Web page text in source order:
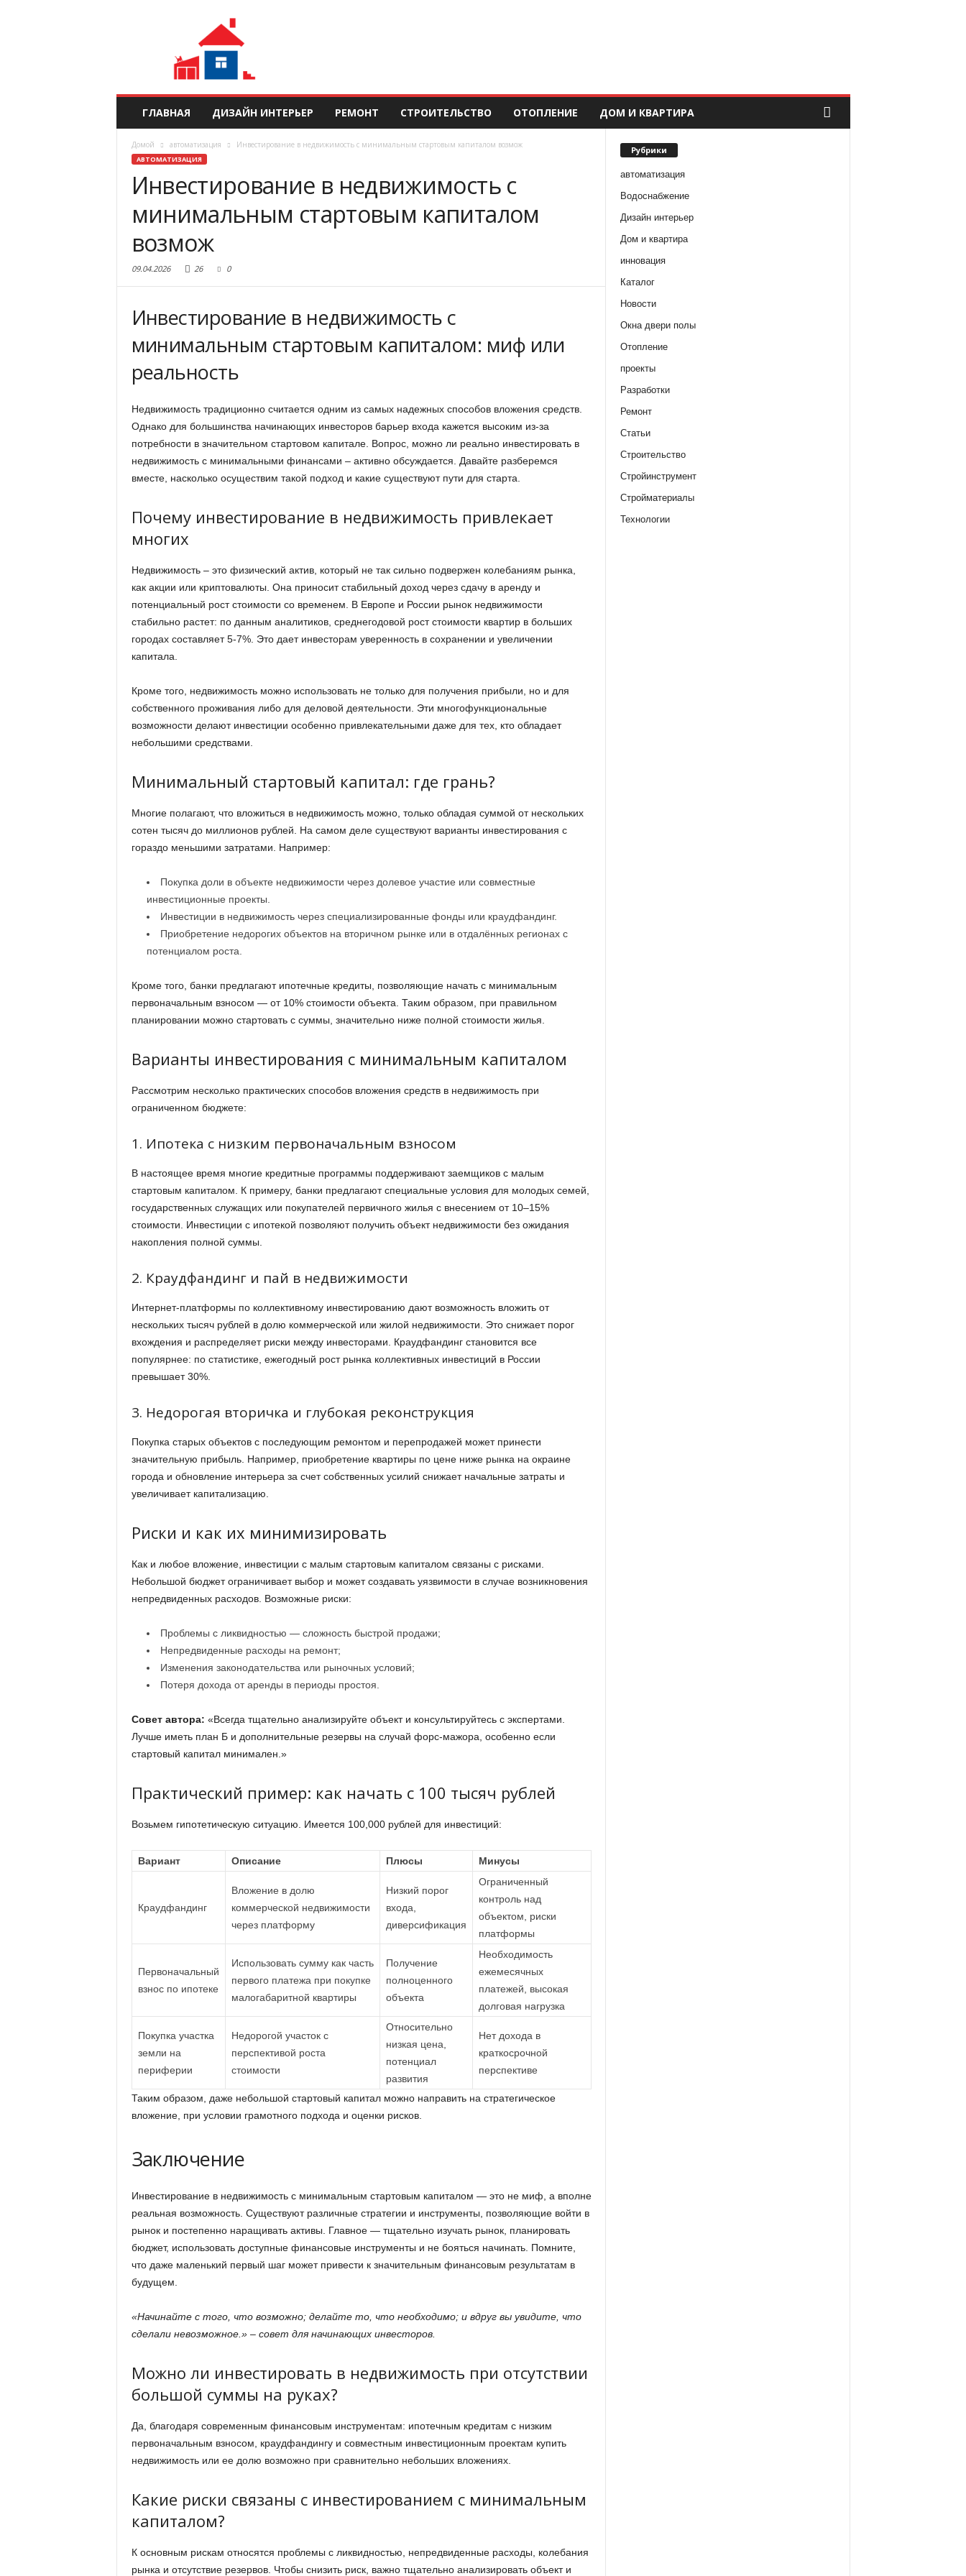
ГЛАВНАЯ ДИЗАЙН ИНТЕРЬЕР РЕМОНТ СТРОИТЕЛЬСТВО ОТОПЛЕНИЕ ДОМ И КВАРТИРА
Домой автоматизация Инвестирование в недвижимость с минимальным стартовым капиталом возмож
АВТОМАТИЗАЦИЯ
Инвестирование в недвижимость с
минимальным стартовым капиталом
возмож
09.04.2026 26 0
Инвестирование в недвижимость с
минимальным стартовым капиталом: миф или
реальность
Недвижимость традиционно считается одним из самых надежных способов вложения средств.
Однако для большинства начинающих инвесторов барьер входа кажется высоким из-за
потребности в значительном стартовом капитале. Вопрос, можно ли реально инвестировать в
недвижимость с минимальными финансами – активно обсуждается. Давайте разберемся
вместе, насколько осуществим такой подход и какие существуют пути для старта.
Почему инвестирование в недвижимость привлекает
многих
Недвижимость – это физический актив, который не так сильно подвержен колебаниям рынка,
как акции или криптовалюты. Она приносит стабильный доход через сдачу в аренду и
потенциальный рост стоимости со временем. В Европе и России рынок недвижимости
стабильно растет: по данным аналитиков, среднегодовой рост стоимости квартир в больших
городах составляет 5-7%. Это дает инвесторам уверенность в сохранении и увеличении
капитала.
Кроме того, недвижимость можно использовать не только для получения прибыли, но и для
собственного проживания либо для деловой деятельности. Эти многофункциональные
возможности делают инвестиции особенно привлекательными даже для тех, кто обладает
небольшими средствами.
Минимальный стартовый капитал: где грань?
Многие полагают, что вложиться в недвижимость можно, только обладая суммой от нескольких
сотен тысяч до миллионов рублей. На самом деле существуют варианты инвестирования с
гораздо меньшими затратами. Например:
Покупка доли в объекте недвижимости через долевое участие или совместные
инвестиционные проекты.
Инвестиции в недвижимость через специализированные фонды или краудфандинг.
Приобретение недорогих объектов на вторичном рынке или в отдалённых регионах с
потенциалом роста.
Кроме того, банки предлагают ипотечные кредиты, позволяющие начать с минимальным
первоначальным взносом — от 10% стоимости объекта. Таким образом, при правильном
планировании можно стартовать с суммы, значительно ниже полной стоимости жилья.
Варианты инвестирования с минимальным капиталом
Рассмотрим несколько практических способов вложения средств в недвижимость при
ограниченном бюджете:
1. Ипотека с низким первоначальным взносом
В настоящее время многие кредитные программы поддерживают заемщиков с малым
стартовым капиталом. К примеру, банки предлагают специальные условия для молодых семей,
государственных служащих или покупателей первичного жилья с внесением от 10–15%
стоимости. Инвестиции с ипотекой позволяют получить объект недвижимости без ожидания
накопления полной суммы.
2. Краудфандинг и пай в недвижимости
Интернет-платформы по коллективному инвестированию дают возможность вложить от
нескольких тысяч рублей в долю коммерческой или жилой недвижимости. Это снижает порог
вхождения и распределяет риски между инвесторами. Краудфандинг становится все
популярнее: по статистике, ежегодный рост рынка коллективных инвестиций в России
превышает 30%.
3. Недорогая вторичка и глубокая реконструкция
Покупка старых объектов с последующим ремонтом и перепродажей может принести
значительную прибыль. Например, приобретение квартиры по цене ниже рынка на окраине
города и обновление интерьера за счет собственных усилий снижает начальные затраты и
увеличивает капитализацию.
Риски и как их минимизировать
Как и любое вложение, инвестиции с малым стартовым капиталом связаны с рисками.
Небольшой бюджет ограничивает выбор и может создавать уязвимости в случае возникновения
непредвиденных расходов. Возможные риски:
Проблемы с ликвидностью — сложность быстрой продажи;
Непредвиденные расходы на ремонт;
Изменения законодательства или рыночных условий;
Потеря дохода от аренды в периоды простоя.
Совет автора: «Всегда тщательно анализируйте объект и консультируйтесь с экспертами.
Лучше иметь план Б и дополнительные резервы на случай форс-мажора, особенно если
стартовый капитал минимален.»
Практический пример: как начать с 100 тысяч рублей
Возьмем гипотетическую ситуацию. Имеется 100,000 рублей для инвестиций:
Вариант Описание Плюсы Минусы
Краудфандинг
Вложение в долю
коммерческой недвижимости
через платформу
Низкий порог
входа,
диверсификация
Ограниченный
контроль над
объектом, риски
платформы
Первоначальный
взнос по ипотеке
Использовать сумму как часть
первого платежа при покупке
малогабаритной квартиры
Получение
полноценного
объекта
Необходимость
ежемесячных
платежей, высокая
долговая нагрузка
Покупка участка
земли на
периферии
Недорогой участок с
перспективой роста
стоимости
Относительно
низкая цена,
потенциал
развития
Нет дохода в
краткосрочной
перспективе
Таким образом, даже небольшой стартовый капитал можно направить на стратегическое
вложение, при условии грамотного подхода и оценки рисков.
Заключение
Инвестирование в недвижимость с минимальным стартовым капиталом — это не миф, а вполне
реальная возможность. Существуют различные стратегии и инструменты, позволяющие войти в
рынок и постепенно наращивать активы. Главное — тщательно изучать рынок, планировать
бюджет, использовать доступные финансовые инструменты и не бояться начинать. Помните,
что даже маленький первый шаг может привести к значительным финансовым результатам в
будущем.
«Начинайте с того, что возможно; делайте то, что необходимо; и вдруг вы увидите, что
сделали невозможное.» – совет для начинающих инвесторов.
Можно ли инвестировать в недвижимость при отсутствии
большой суммы на руках?
Да, благодаря современным финансовым инструментам: ипотечным кредитам с низким
первоначальным взносом, краудфандингу и совместным инвестиционным проектам купить
недвижимость или ее долю возможно при сравнительно небольших вложениях.
Какие риски связаны с инвестированием с минимальным
капиталом?
К основным рискам относятся проблемы с ликвидностью, непредвиденные расходы, колебания
рынка и отсутствие резервов. Чтобы снизить риск, важно тщательно анализировать объект и
Рубрики
автоматизация
Водоснабжение
Дизайн интерьер
Дом и квартира
инновация
Каталог
Новости
Окна двери полы
Отопление
проекты
Разработки
Ремонт
Статьи
Строительство
Стройинструмент
Стройматериалы
Технологии